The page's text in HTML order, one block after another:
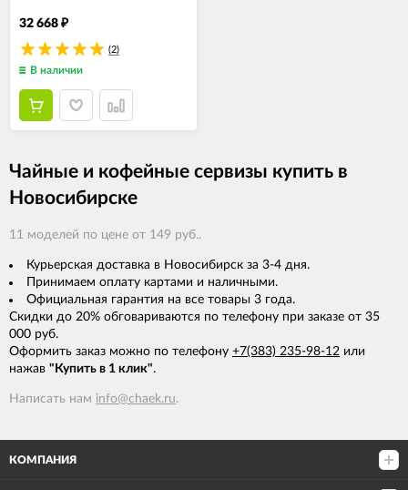
32 668 ₽
(2)
В наличии
Чайные и кофейные сервизы купить в
Новосибирске
11 моделей по цене от 149 руб..
Курьерская доставка в Новосибирск за 3-4 дня.
Принимаем оплату картами и наличными.
Официальная гарантия на все товары 3 года.
Скидки до 20% обговариваются по телефону при заказе от 35
000 руб.
Оформить заказ можно по телефону +7(383) 235-98-12 или
нажав "Купить в 1 клик".
Написать нам info@chaek.ru.
КОМПАНИЯ